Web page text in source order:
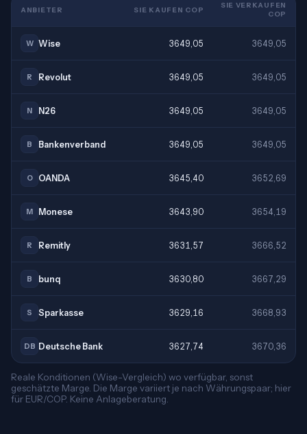
ANBIETER SIE KAUFEN COP
SIE VERKAUFEN
COP
W Wise 3649,05 3649,05
R Revolut 3649,05 3649,05
N N26 3649,05 3649,05
B Bankenverband 3649,05 3649,05
O OANDA 3645,40 3652,69
M Monese 3643,90 3654,19
R Remitly 3631,57 3666,52
B bunq 3630,80 3667,29
S Sparkasse 3629,16 3668,93
DB Deutsche Bank 3627,74 3670,36
Reale Konditionen (Wise-Vergleich) wo verfügbar, sonst
geschätzte Marge. Die Marge variiert je nach Währungspaar; hier
für EUR/COP. Keine Anlageberatung.